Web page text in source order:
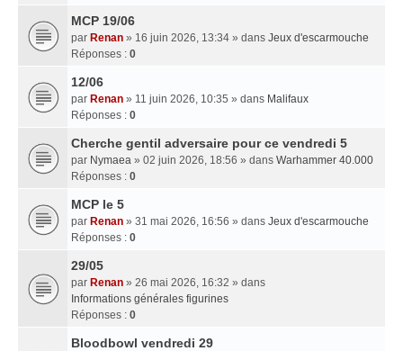
MCP 19/06
par Renan » 16 juin 2026, 13:34 » dans Jeux d'escarmouche
Réponses : 0
12/06
par Renan » 11 juin 2026, 10:35 » dans Malifaux
Réponses : 0
Cherche gentil adversaire pour ce vendredi 5
par Nymaea » 02 juin 2026, 18:56 » dans Warhammer 40.000
Réponses : 0
MCP le 5
par Renan » 31 mai 2026, 16:56 » dans Jeux d'escarmouche
Réponses : 0
29/05
par Renan » 26 mai 2026, 16:32 » dans
Informations générales figurines
Réponses : 0
Bloodbowl vendredi 29